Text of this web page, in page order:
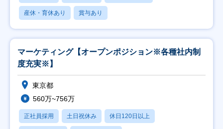
産休・育休あり 賞与あり
マーケティング【オープンポジション※各種社内制
度充実※】
東京都
560万~756万
正社員採用 土日祝休み 休日120日以上